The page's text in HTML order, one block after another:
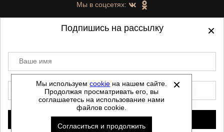
Мы в соцсетях:
©2021-2026 - ShoesTown.ru - все права
защищены.
Данный сайт не является интернет магазином и
не является публичной офертой.
Политика обработки персональных данных
Мы используемcookie на нашем сайте.
Продолжая просматривать его, вы
соглашаетесь на использование нами
файлов cookie.
Согласиться и продолжить
Подпишись на рассылку
Ваше имя